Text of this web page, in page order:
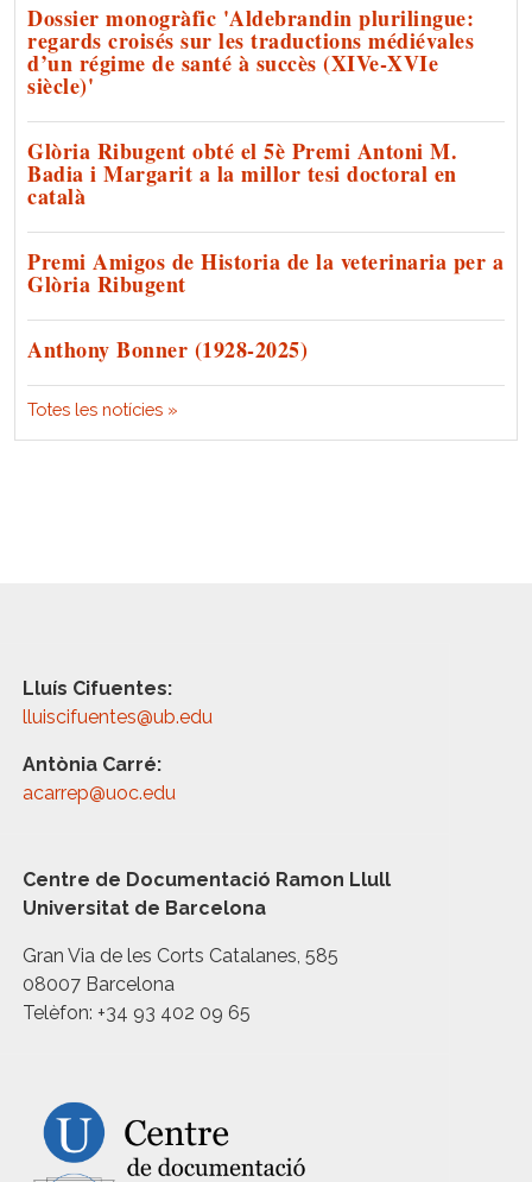
Dossier monogràfic 'Aldebrandin plurilingue:
regards croisés sur les traductions médiévales
d’un régime de santé à succès (XIVe-XVIe
siècle)'
Glòria Ribugent obté el 5è Premi Antoni M.
Badia i Margarit a la millor tesi doctoral en
català
Premi Amigos de Historia de la veterinaria per a
Glòria Ribugent
Anthony Bonner (1928-2025)
Totes les notícies »
Lluís Cifuentes:
lluiscifuentes@ub.edu
Antònia Carré:
acarrep@uoc.edu
Centre de Documentació Ramon Llull
Universitat de Barcelona
Gran Via de les Corts Catalanes, 585
08007 Barcelona
Telèfon: +34 93 402 09 65